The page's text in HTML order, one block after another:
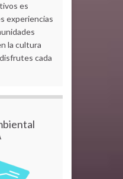
es
experiencias
la cultura
cada